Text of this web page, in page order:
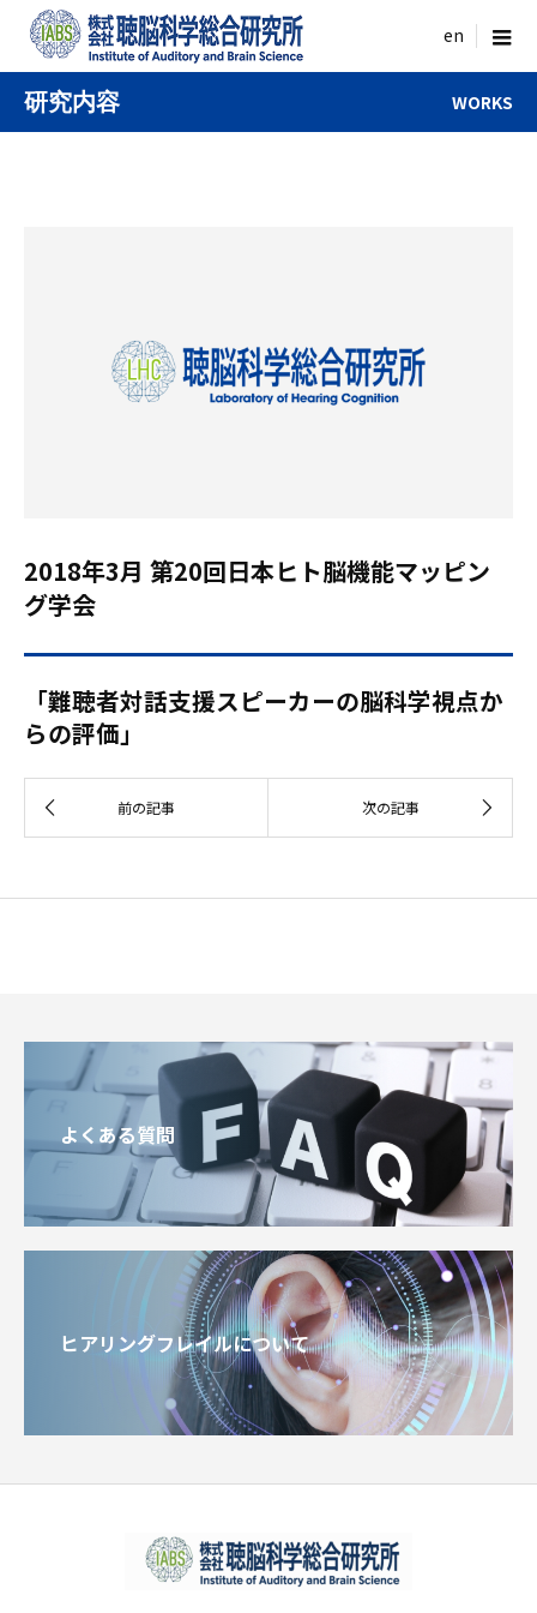
menu
研究内容 WORKS
2018年3月 第20回日本ヒト脳機能マッピン
グ学会
「難聴者対話支援スピーカーの脳科学視点か
らの評価」
よくある質問
ヒアリングフレイルについて